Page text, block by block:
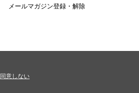
メールマガジン登録・解除
同意しない